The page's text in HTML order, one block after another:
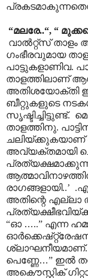
“മലരേ..“, “
വാൽറ്റ്സ്
ഗംഭീരവുമായ
പാട്ടുകളാണിവ.
താളത്തിലാണ്
അതിശയോക്തി
ബീറ്റുകളുടെ
താളത്തിനു.
ചലിയ്ക്കുകയാണ്
അവ്യക്തമായി
രാഗങ്ങളായി..’
അതിന്റെ എല്ലാ
“ഓ …..” എന്ന
ശ്ലാഘനീയമാണ്.
പെണ്ണേ…” ഇൽ
അകൌസ്റ്റിക്